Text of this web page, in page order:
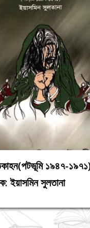
১৯৪৭-
ইয়াসমিন সুলতানা